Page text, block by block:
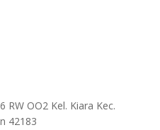
RW OO2 Kel. Kiara Kec.
42183